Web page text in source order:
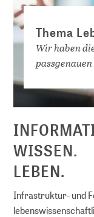
Thema
Wir haben
WISSEN.
LEBEN.
Infrastruktur- und